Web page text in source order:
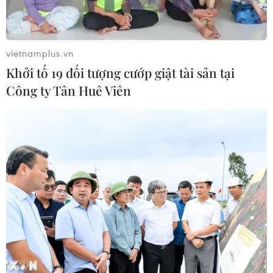
trưởng Eurozone
05/08/2026 22:59
Tổng thống Nga thay đổi vị
trí các chỉ huy tại mặt trận Ukraine
Đâm dao ở trung tâm London, một
nữ nghi phạm bị bắt giữ
05/08/2026 15:07
Nhiều chuyến bay tại Đức chuyển
vietnamplus.vn
Khởi tố 19 đối tượng cướp giật tài sản tại
Công ty Tân Huê Viên